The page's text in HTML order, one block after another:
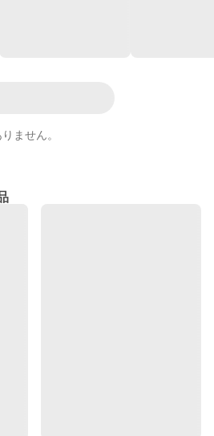
ません。